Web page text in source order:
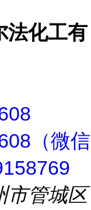
法化工有
（微信
市管城区